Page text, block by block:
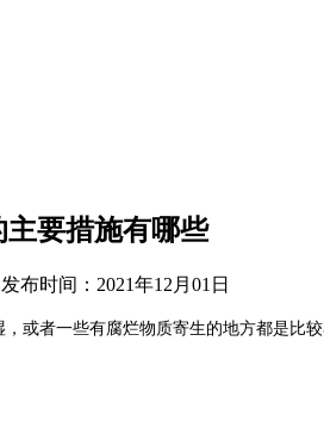
要措施有哪些
发布时间：2021年12月01日
或者一些有腐烂物质寄生的地方都是比